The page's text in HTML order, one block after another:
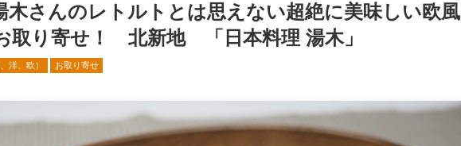
木さんのレトルトとは思えない超絶に美味しい欧風
取り寄せ！ 北新地 「日本料理 湯木」
洋、欧） お取り寄せ